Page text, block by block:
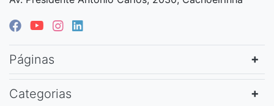
Páginas
Categorias